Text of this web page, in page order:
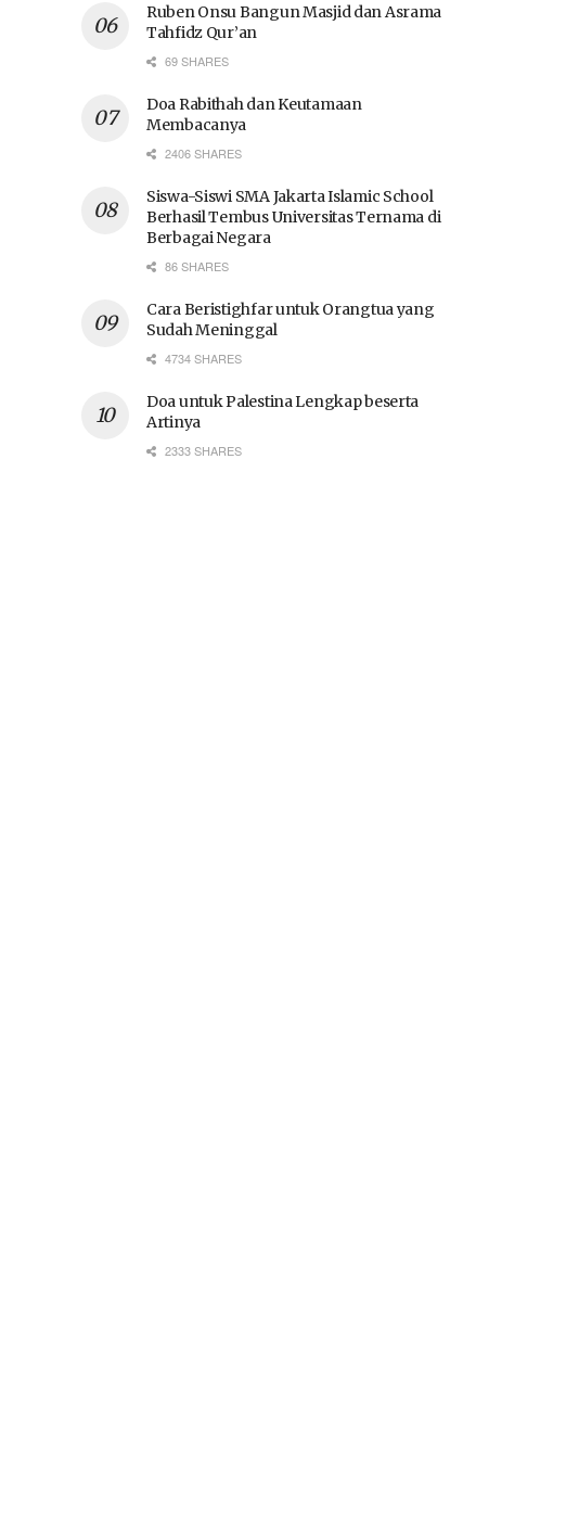
Ruben Onsu Bangun Masjid dan Asrama
Tahfidz Qur’an
69 SHARES
Doa Rabithah dan Keutamaan
Membacanya
2406 SHARES
Siswa-Siswi SMA Jakarta Islamic School
Berhasil Tembus Universitas Ternama di
Berbagai Negara
86 SHARES
Cara Beristighfar untuk Orangtua yang
Sudah Meninggal
4734 SHARES
Doa untuk Palestina Lengkap beserta
Artinya
2333 SHARES